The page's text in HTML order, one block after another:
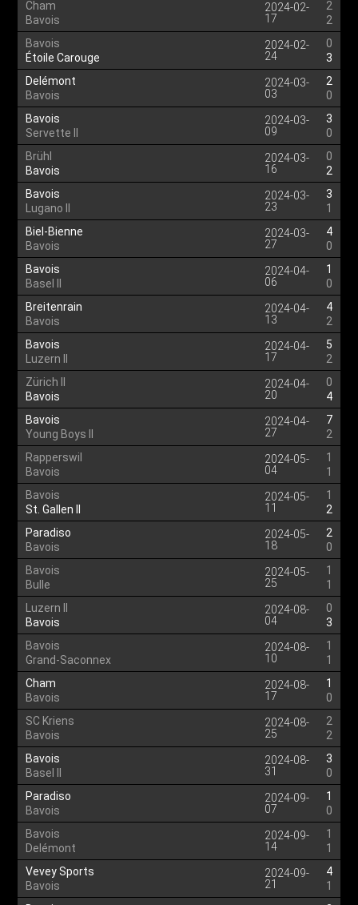
Cham
Bavois
2024-02-
17
2
2
Bavois
Étoile Carouge
2024-02-
24
0
3
Delémont
Bavois
2024-03-
03
2
0
Bavois
Servette II
2024-03-
09
3
0
Brühl
Bavois
2024-03-
16
0
2
Bavois
Lugano II
2024-03-
23
3
1
Biel-Bienne
Bavois
2024-03-
27
4
0
Bavois
Basel II
2024-04-
06
1
0
Breitenrain
Bavois
2024-04-
13
4
2
Bavois
Luzern II
2024-04-
17
5
2
Zürich II
Bavois
2024-04-
20
0
4
Bavois
Young Boys II
2024-04-
27
7
2
Rapperswil
Bavois
2024-05-
04
1
1
Bavois
St. Gallen II
2024-05-
11
1
2
Paradiso
Bavois
2024-05-
18
2
0
Bavois
Bulle
2024-05-
25
1
1
Luzern II
Bavois
2024-08-
04
0
3
Bavois
Grand-Saconnex
2024-08-
10
1
1
Cham
Bavois
2024-08-
17
1
0
SC Kriens
Bavois
2024-08-
25
2
2
Bavois
Basel II
2024-08-
31
3
0
Paradiso
Bavois
2024-09-
07
1
0
Bavois
Delémont
2024-09-
14
1
1
Vevey Sports
Bavois
2024-09-
21
4
1